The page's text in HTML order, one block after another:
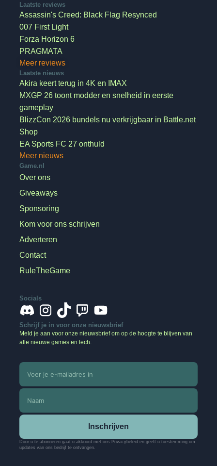
Laatste reviews
Assassin's Creed: Black Flag Resynced
007 First Light
Forza Horizon 6
PRAGMATA
Meer reviews
Laatste nieuws
Akira keert terug in 4K en IMAX
MXGP 26 toont modder en snelheid in eerste
gameplay
BlizzCon 2026 bundels nu verkrijgbaar in Battle.net
Shop
EA Sports FC 27 onthuld
Meer nieuws
Game.nl
Over ons
Giveaways
Sponsoring
Kom voor ons schrijven
Adverteren
Contact
RuleTheGame
Socials
Schrijf je in voor onze nieuwsbrief
Meld je aan voor onze nieuwsbrief om op de hoogte te blijven van
alle nieuwe games en tech.
Inschrijven
Door u te abonneren gaat u akkoord met ons Privacybeleid en geeft u toestemming om
updates van ons bedrijf te ontvangen.